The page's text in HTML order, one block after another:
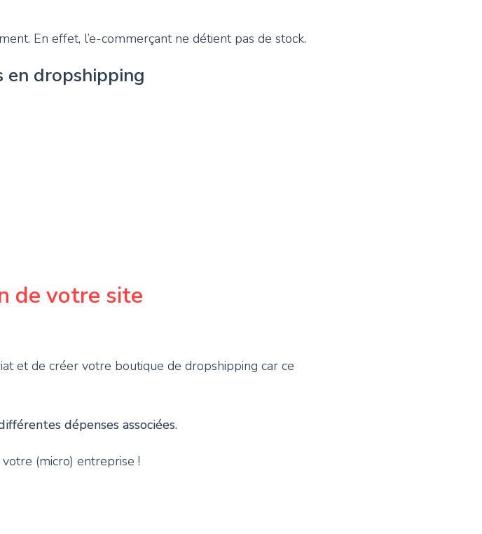
En effet, l’e-commerçant ne détient pas de stock.
en dropshipping
de votre site
et de créer votre boutique de dropshipping car ce
dépenses associées.
(micro) entreprise !